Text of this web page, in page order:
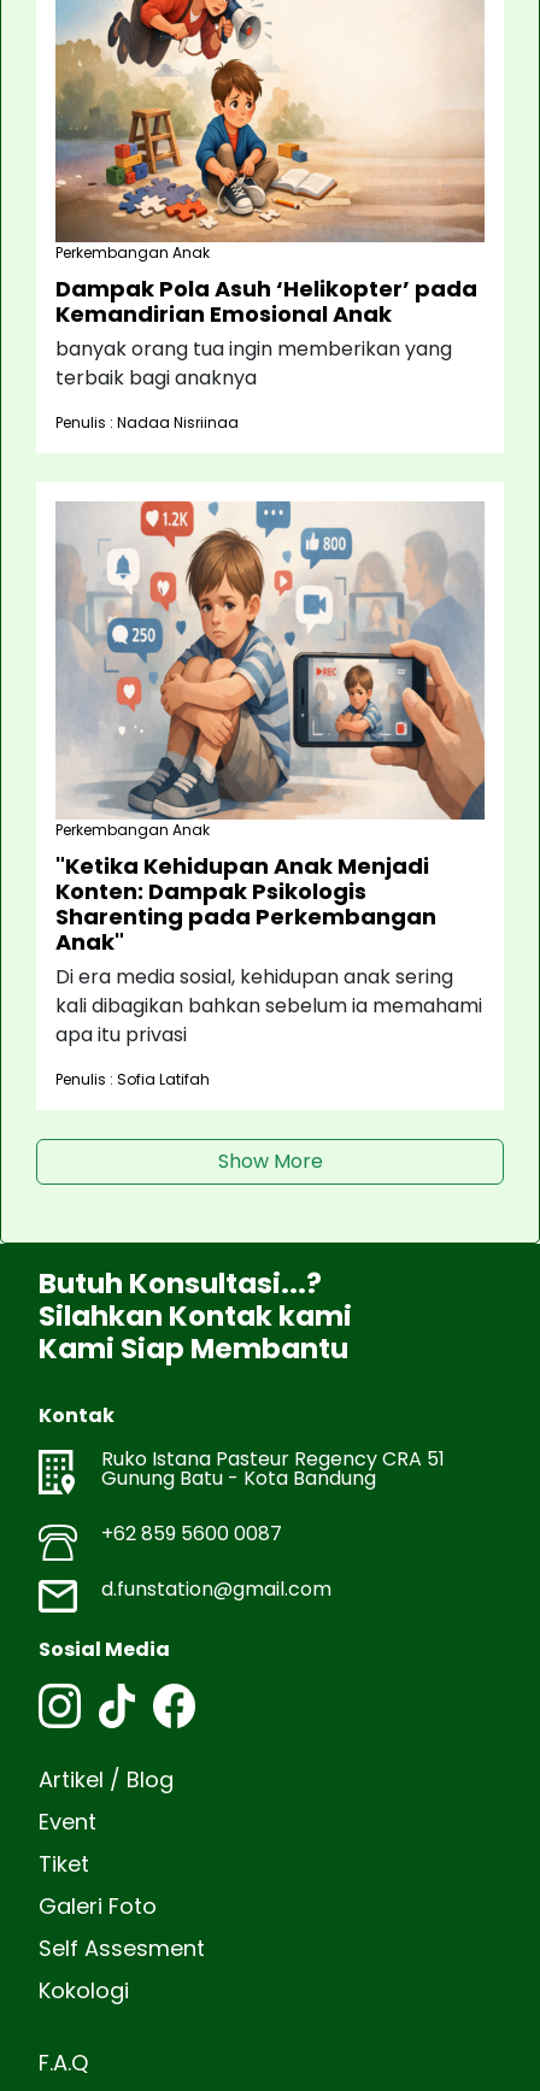
Perkembangan Anak
Dampak Pola Asuh ‘Helikopter’ pada
Kemandirian Emosional Anak
banyak orang tua ingin memberikan yang
terbaik bagi anaknya
Penulis : Nadaa Nisriinaa
Perkembangan Anak
"Ketika Kehidupan Anak Menjadi
Konten: Dampak Psikologis
Sharenting pada Perkembangan
Anak"
Di era media sosial, kehidupan anak sering
kali dibagikan bahkan sebelum ia memahami
apa itu privasi
Penulis : Sofia Latifah
Show More
Butuh Konsultasi...?
Silahkan Kontak kami
Kami Siap Membantu
Kontak
Ruko Istana Pasteur Regency CRA 51
Gunung Batu - Kota Bandung
+62 859 5600 0087
d.funstation@gmail.com
Sosial Media
Artikel / Blog
Event
Tiket
Galeri Foto
Self Assesment
Kokologi
F.A.Q